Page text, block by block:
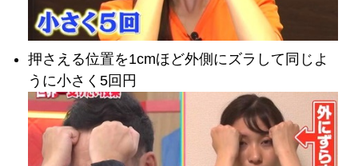
押さえる位置を1cmほど外側にズラして同じよ
うに小さく5回円